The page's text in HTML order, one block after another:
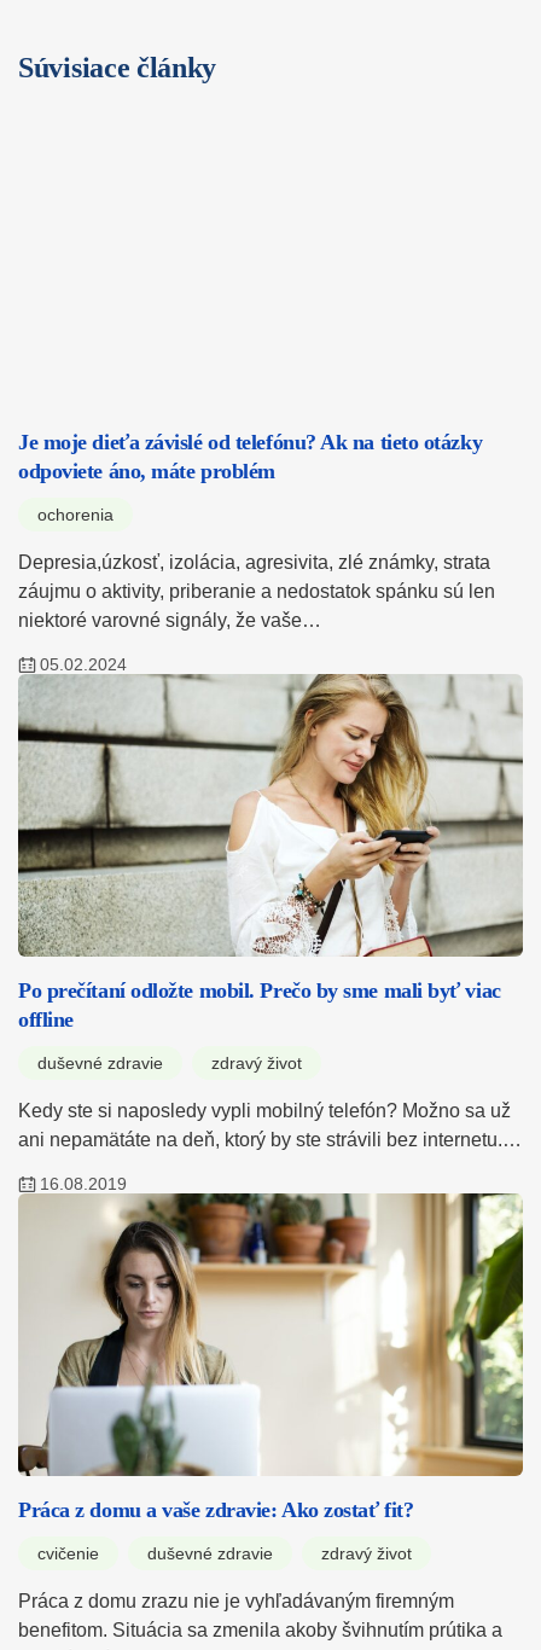
Súvisiace články
Je moje dieťa závislé od telefónu? Ak na tieto otázky
odpoviete áno, máte problém
ochorenia
Depresia,úzkosť, izolácia, agresivita, zlé známky, strata
záujmu o aktivity, priberanie a nedostatok spánku sú len
niektoré varovné signály, že vaše…
05.02.2024
Po prečítaní odložte mobil. Prečo by sme mali byť viac
offline
duševné zdravie zdravý život
Kedy ste si naposledy vypli mobilný telefón? Možno sa už
ani nepamätáte na deň, ktorý by ste strávili bez internetu.…
16.08.2019
Práca z domu a vaše zdravie: Ako zostať fit?
cvičenie duševné zdravie zdravý život
Práca z domu zrazu nie je vyhľadávaným firemným
benefitom. Situácia sa zmenila akoby švihnutím prútika a